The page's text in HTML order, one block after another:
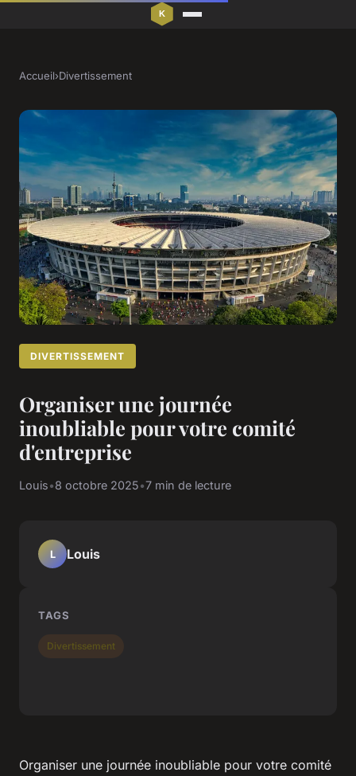
Accueil›Divertissement
DIVERTISSEMENT
Organiser une journée
inoubliable pour votre comité
d'entreprise
Louis•8 octobre 2025•7 min de lecture
Organiser une journée inoubliable pour votre comité
L Louis
TAGS
Divertissement